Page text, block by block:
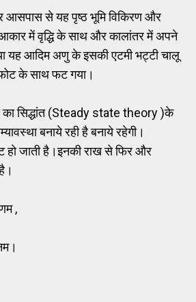
आसपास से यह पृष्ठ भूमि विकिरण और
आकार में वृद्धि के साथ और कालांतर में अपने
यह आदिम अणु के इसकी एटमी भट्टी चालू
के साथ फट गया।
का सिद्धांत (Steady state theory )के
बनाये रही है बनाये रहेगी।
हो जाती है।इनकी राख से फिर और
,